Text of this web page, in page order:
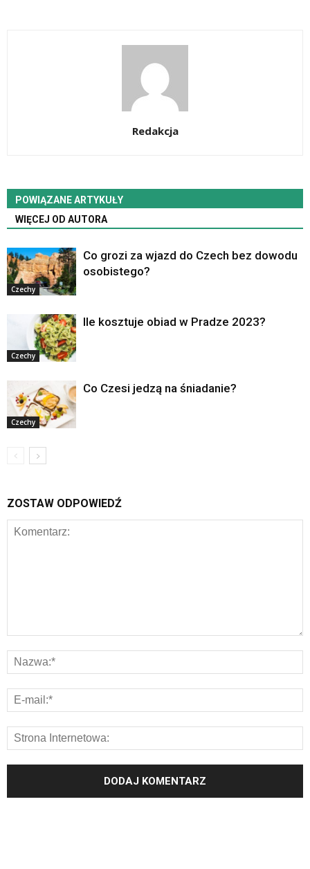
Redakcja
POWIĄZANE ARTYKUŁY
WIĘCEJ OD AUTORA
Czechy
Co grozi za wjazd do Czech bez dowodu
osobistego?
Czechy
Ile kosztuje obiad w Pradze 2023?
Czechy
Co Czesi jedzą na śniadanie?
ZOSTAW ODPOWIEDŹ